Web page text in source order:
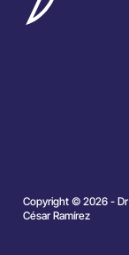
Copyright © 2026 - Dr
César Ramírez